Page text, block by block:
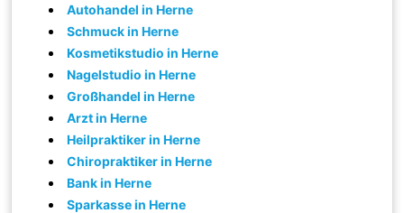
Autohandel in Herne
Schmuck in Herne
Kosmetikstudio in Herne
Nagelstudio in Herne
Großhandel in Herne
Arzt in Herne
Heilpraktiker in Herne
Chiropraktiker in Herne
Bank in Herne
Sparkasse in Herne